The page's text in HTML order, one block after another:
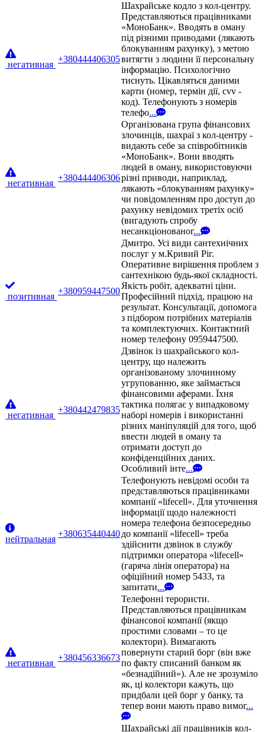
негативная
+380444406305
Шахрайське кодло з кол-центру.
Представляються працівниками
«МоноБанк». Вводять в оману
під різними приводами (лякають
блокуванням рахунку), з метою
витягти з людини її персональну
інформацію. Психологічно
тиснуть. Цікавляться даними
карти (номер, термін дії, cvv -
код). Телефонують з номерів
телефо...
негативная
+380444406306
Організована група фінансових
злочинців, шахраї з кол-центру -
видають себе за співробітників
«МоноБанк». Вони вводять
людей в оману, використовуючи
різні приводи, наприклад,
лякають «блокуванням рахунку»
чи повідомленням про доступ до
рахунку невідомих третіх осіб
(вигадують спробу
несанкціонованог...
позитивная
+380959447500
Дмитро. Усі види сантехнічних
послуг у м.Кривий Ріг.
Оперативне вирішення проблем з
сантехнікою будь-якої складності.
Якість робіт, адекватні ціни.
Професійний підхід, працюю на
результат. Консультації, допомога
з підбором потрібних матеріалів
та комплектуючих. Контактний
номер телефону 0959447500.
негативная
+380442479835
Дзвінок із шахрайського кол-
центру, що належить
організованому злочинному
угрупованню, яке займається
фінансовими аферами. Їхня
тактика полягає у випадковому
наборі номерів і використанні
різних маніпуляцій для того, щоб
ввести людей в оману та
отримати доступ до
конфіденційних даних.
Особливий інте...
нейтральная
+380635440440
Телефонують невідомі особи та
представляються працівниками
компанії «lifecell». Для уточнення
інформації щодо належності
номера телефона безпосередньо
до компанії «lifecell» треба
здійснити дзвінок в службу
підтримки оператора «lifecell»
(гаряча лінія оператора) на
офіційний номер 5433, та
запитати...
негативная
+380456336673
Телефонні терористи.
Представляються працівникам
фінансової компанії (якщо
простими словами – то це
колектори). Вимагають
повернути старий борг (він вже
по факту списаний банком як
«безнадійний»). Але не зрозуміло
як, ці колектори кажуть, що
придбали цей борг у банку, та
тепер вони мають право вимог...
Шахрайські дії працівників кол-